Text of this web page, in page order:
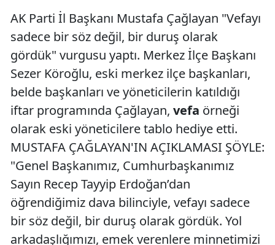
AK Parti İl Başkanı Mustafa Çağlayan "Vefayı
sadece bir söz değil, bir duruş olarak
gördük" vurgusu yaptı. Merkez İlçe Başkanı
Sezer Köroğlu, eski merkez ilçe başkanları,
belde başkanları ve yöneticilerin katıldığı
iftar programında Çağlayan, vefa örneği
olarak eski yöneticilere tablo hediye etti.
MUSTAFA ÇAĞLAYAN'IN AÇIKLAMASI ŞÖYLE:
"Genel Başkanımız, Cumhurbaşkanımız
Sayın Recep Tayyip Erdoğan’dan
öğrendiğimiz dava bilinciyle, vefayı sadece
bir söz değil, bir duruş olarak gördük. Yol
arkadaşlığımızı, emek verenlere minnetimizi